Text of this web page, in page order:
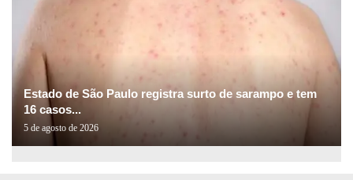
Estado de São Paulo registra surto de sarampo e tem
16 casos...
5 de agosto de 2026